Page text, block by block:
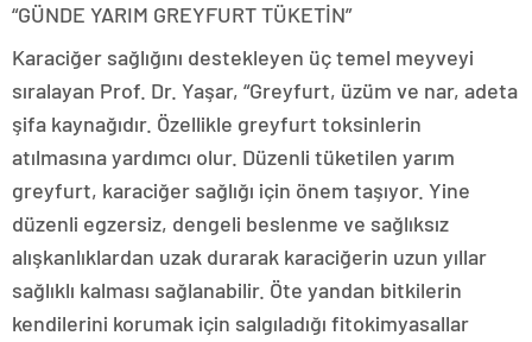
“GÜNDE YARIM GREYFURT TÜKETİN”
Karaciğer sağlığını destekleyen üç temel meyveyi
sıralayan Prof. Dr. Yaşar, “Greyfurt, üzüm ve nar, adeta
şifa kaynağıdır. Özellikle greyfurt toksinlerin
atılmasına yardımcı olur. Düzenli tüketilen yarım
greyfurt, karaciğer sağlığı için önem taşıyor. Yine
düzenli egzersiz, dengeli beslenme ve sağlıksız
alışkanlıklardan uzak durarak karaciğerin uzun yıllar
sağlıklı kalması sağlanabilir. Öte yandan bitkilerin
kendilerini korumak için salgıladığı fitokimyasallar